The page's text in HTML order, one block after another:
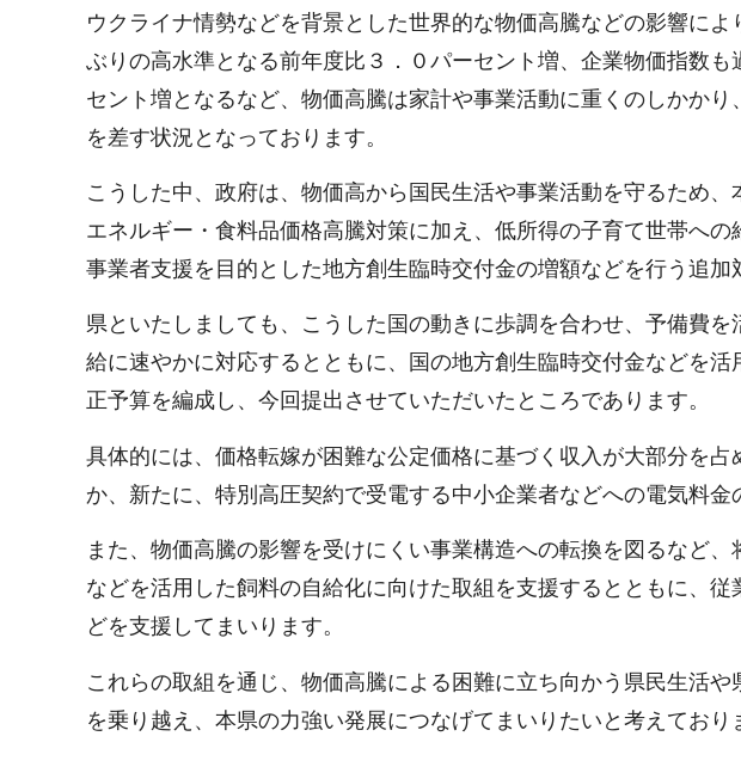
ウクライナ情勢などを背景とした世界的な物価高騰などの影響に
ぶりの高水準となる前年度比３．０パーセント増、企業物価指数
セント増となるなど、物価高騰は家計や事業活動に重くのしかか
を差す状況となっております。
こうした中、政府は、物価高から国民生活や事業活動を守るため、
エネルギー・食料品価格高騰対策に加え、低所得の子育て世帯へ
事業者支援を目的とした地方創生臨時交付金の増額などを行う追加
県といたしましても、こうした国の動きに歩調を合わせ、予備費
給に速やかに対応するとともに、国の地方創生臨時交付金などを
正予算を編成し、今回提出させていただいたところであります。
具体的には、価格転嫁が困難な公定価格に基づく収入が大部分を
か、新たに、特別高圧契約で受電する中小企業者などへの電気料金
また、物価高騰の影響を受けにくい事業構造への転換を図るなど
などを活用した飼料の自給化に向けた取組を支援するとともに、
どを支援してまいります。
これらの取組を通じ、物価高騰による困難に立ち向かう県民生活
を乗り越え、本県の力強い発展につなげてまいりたいと考えており